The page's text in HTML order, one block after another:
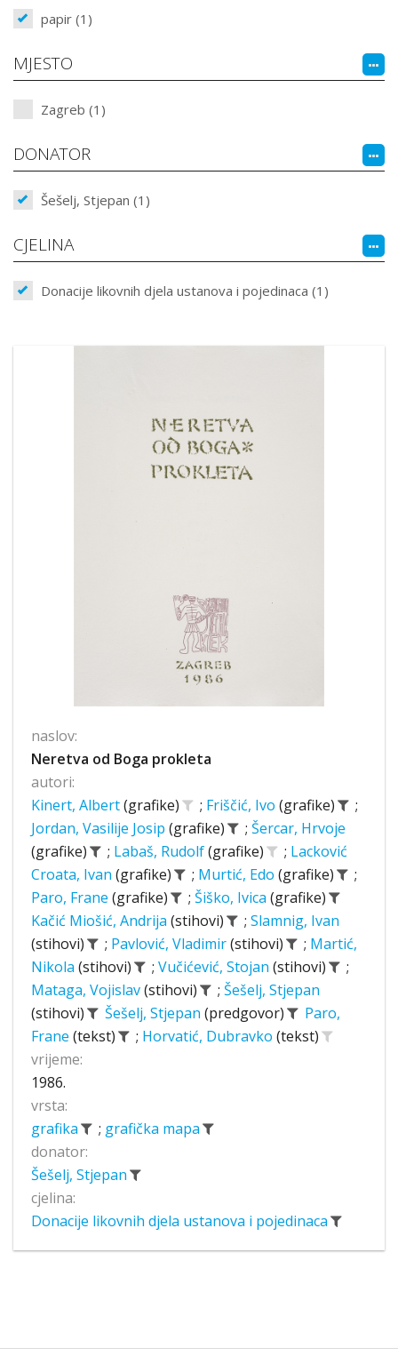
papir (1)
MJESTO
Zagreb (1)
DONATOR
Šešelj, Stjepan (1)
CJELINA
Donacije likovnih djela ustanova i pojedinaca (1)
naslov:
Neretva od Boga prokleta
autori:
Kinert, Albert(grafike) ; Friščić, Ivo (grafike)
;
Jordan, Vasilije Josip (grafike) ; Šercar, Hrvoje
(grafike)
; Labaš, Rudolf(grafike) ; Lacković
Croata, Ivan (grafike) ; Murtić, Edo (grafike)
;
Paro, Frane (grafike) ; Šiško, Ivica (grafike)
Kačić Miošić, Andrija (stihovi) ; Slamnig, Ivan
(stihovi)
; Pavlović, Vladimir(stihovi) ; Martić,
Nikola (stihovi) ; Vučićević, Stojan (stihovi)
;
Mataga, Vojislav(stihovi) ; Šešelj, Stjepan
(stihovi)
Šešelj, Stjepan (predgovor)
Paro,
Frane (tekst) ; Horvatić, Dubravko (tekst)
vrijeme:
1986.
vrsta:
grafika
; grafička mapa
donator:
Šešelj, Stjepan
cjelina:
Donacije likovnih djela ustanova i pojedinaca